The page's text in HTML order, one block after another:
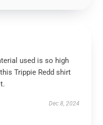
used is so high
Trippie Redd shirt
Dec 8, 2024